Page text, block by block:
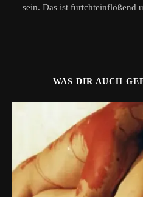
sein. Das ist furtchteinflößend
WAS DIR AUCH